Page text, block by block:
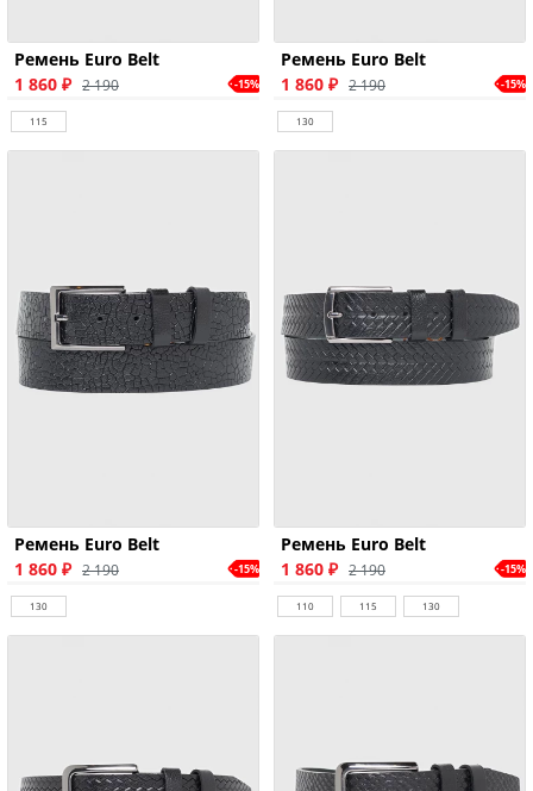
Ремень Euro Belt
1 860 ₽ 2 190 -15%
115
Ремень Euro Belt
1 860 ₽ 2 190 -15%
130
Ремень Euro Belt
1 860 ₽ 2 190 -15%
130
Ремень Euro Belt
1 860 ₽ 2 190 -15%
110 115 130